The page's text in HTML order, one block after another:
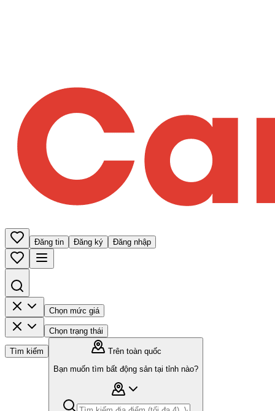
Đăng tin Đăng ký Đăng nhập
Chọn mức giá
Chọn trạng thái
Tìm kiếm
Trên toàn quốc
Bạn muốn tìm bất động sản tại tỉnh nào?